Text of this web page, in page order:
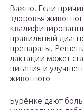
Важно! Если
здоровья
правильный
препараты.
лактации может
питания и
животного
Бурёнке дают